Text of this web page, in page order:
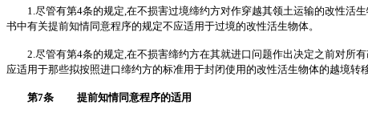
1.尽管有第4条的规定,在不损害过境缔约方对作穿越其领土运输的改性活生
书中有关提前知情同意程序的规定不应适用于过境的改性活生物体。
2.尽管有第4条的规定,在不损害缔约方在其就进口问题作出决定之前对所有
应适用于那些拟按照进口缔约方的标准用于封闭使用的改性活生物体的越境转移
第7条 提前知情同意程序的适用